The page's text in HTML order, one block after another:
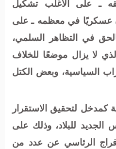
ـ على الأغلب تشكيل
عسكريًا في معظمه ـ على
في التظاهر السلمي،
لا يزال موضعًا للخلاف
السياسية، وبعض الكتل
كمدخل لتحقيق الاستقرار
للبلاد، وذلك على
الرئاسي عن عدد من